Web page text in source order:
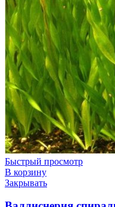
Быстрый просмотр
В корзину
Закрывать